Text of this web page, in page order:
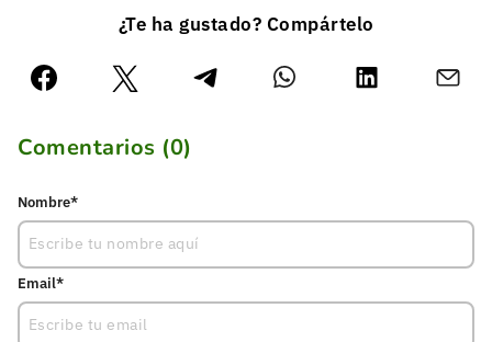
¿Te ha gustado? Compártelo
Comentarios (0)
Nombre*
Email*